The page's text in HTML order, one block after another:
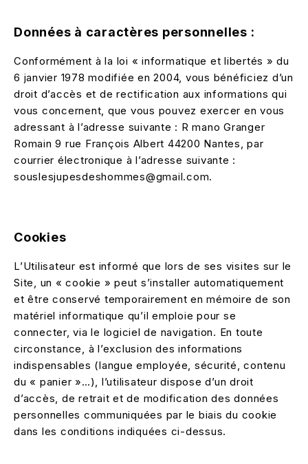
Données à caractères personnelles :
Conformément à la loi « informatique et libertés » du
6 janvier 1978 modifiée en 2004, vous bénéficiez d’un
droit d’accès et de rectification aux informations qui
vous concernent, que vous pouvez exercer en vous
adressant à l’adresse suivante : R mano Granger
Romain 9 rue François Albert 44200 Nantes, par
courrier électronique à l’adresse suivante :
souslesjupesdeshommes@gmail.com.
Cookies
L’Utilisateur est informé que lors de ses visites sur le
Site, un « cookie » peut s’installer automatiquement
et être conservé temporairement en mémoire de son
matériel informatique qu’il emploie pour se
connecter, via le logiciel de navigation. En toute
circonstance, à l’exclusion des informations
indispensables (langue employée, sécurité, contenu
du « panier »…), l’utilisateur dispose d’un droit
d’accès, de retrait et de modification des données
personnelles communiquées par le biais du cookie
dans les conditions indiquées ci-dessus.